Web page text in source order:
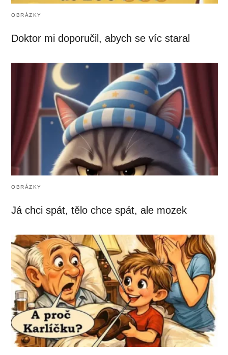
OBRÁZKY
Doktor mi doporučil, abych se víc staral
OBRÁZKY
Já chci spát, tělo chce spát, ale mozek